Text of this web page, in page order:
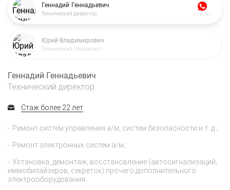
Геннадий Геннадьевич
Технический директор WhatsApp
Юрий Владимирович
Технический специалист
Геннадий Геннадьевич
Технический директор
Стаж более 22 лет
Ремонт систем управления а/м, систем безопасности и т. д.;
Ремонт электронных систем а/м;
Установка, демонтаж, восстановление (автосигнализаций,
иммобилайзеров, секреток) прочего дополнительного
электрооборудования.